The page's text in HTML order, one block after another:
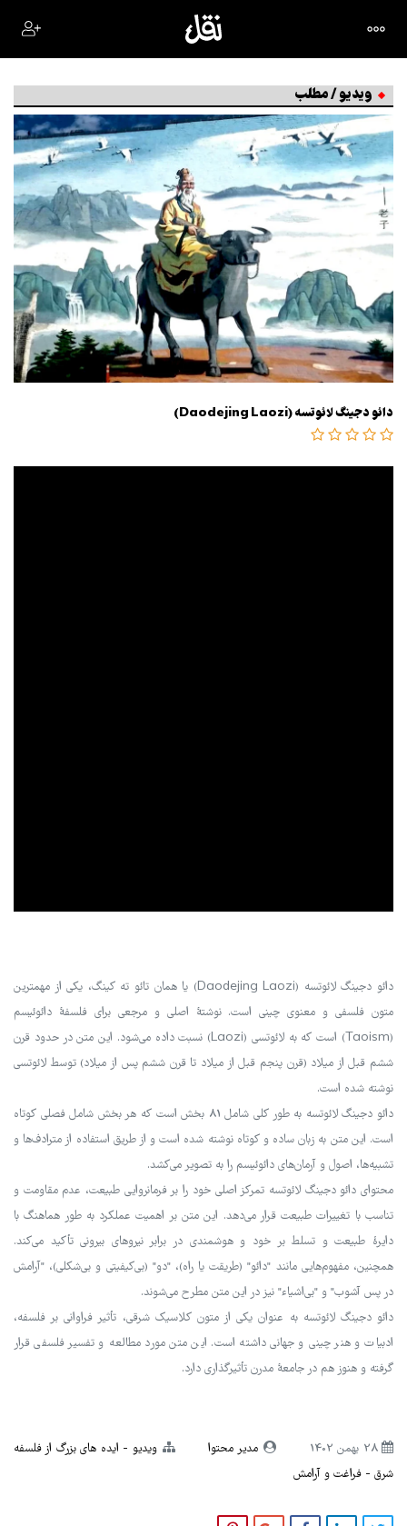
ویدیو / مطلب
دائو دجینگ لائوتسه (Daodejing Laozi)
دائو دجینگ لائوتسه (Daodejing Laozi) یا همان تائو ته کینگ، یکی از مهمترین
متون فلسفی و معنوی چینی است. نوشتهٔ اصلی و مرجعی برای فلسفهٔ دائوئیسم
(Taoism) است که به لائوتسی (Laozi) نسبت داده می‌شود. این متن در حدود قرن
ششم قبل از میلاد (قرن پنجم قبل از میلاد تا قرن ششم پس از میلاد) توسط لائوتسی
نوشته شده است.
دائو دجینگ لائوتسه به طور کلی شامل 81 بخش است که هر بخش شامل فصلی کوتاه
است. این متن به زبان ساده و کوتاه نوشته شده است و از طریق استفاده از مترادف‌ها و
تشبیه‌ها، اصول و آرمان‌های دائوئیسم را به تصویر می‌کشد.
محتوای دائو دجینگ لائوتسه تمرکز اصلی خود را بر فرمانروایی طبیعت، عدم مقاومت و
تناسب با تغییرات طبیعت قرار می‌دهد. این متن بر اهمیت عملکرد به طور هماهنگ با
دایرهٔ طبیعت و تسلط بر خود و هوشمندی در برابر نیروهای بیرونی تأکید می‌کند.
همچنین، مفهوم‌هایی مانند "دائو" (طریقت یا راه)، "دو" (بی‌کیفیتی و بی‌شکلی)، "آرامش
در پس آشوب" و "بی‌اشیاء" نیز در این متن مطرح می‌شوند.
دائو دجینگ لائوتسه به عنوان یکی از متون کلاسیک شرقی، تأثیر فراوانی بر فلسفه،
ادبیات و هنر چینی و جهانی داشته است. این متن مورد مطالعه و تفسیر فلسفی قرار
گرفته و هنوز هم در جامعهٔ مدرن تأثیرگذاری دارد.
28 بهمن 1402 مدیر محتوا ویدیو
ایده های بزرگ از فلسفه
شرق
فراغت و آرامش